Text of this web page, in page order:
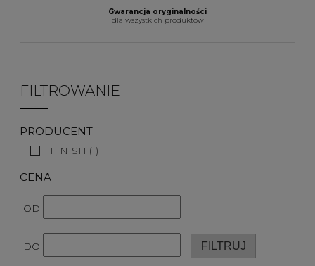
Gwarancja oryginalności
dla wszystkich produktów
FILTROWANIE
PRODUCENT
FINISH (1)
CENA
OD
DO FILTRUJ